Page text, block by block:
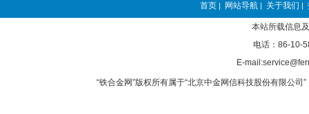
首页 | 网站导航 | 关于我们 |
本站所载信息
电话：86-10-
E-
“铁合金网”版权所有属于“北京中金网信科技股份有限公司